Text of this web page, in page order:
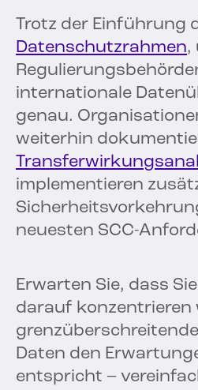
Trotz der Einführung
Datenschutzrahmen,
internationale
genau.
weiterhin
implementieren
neuesten SCC-
Erwarten Sie, dass
darauf konzentrieren
Daten den
entspricht –